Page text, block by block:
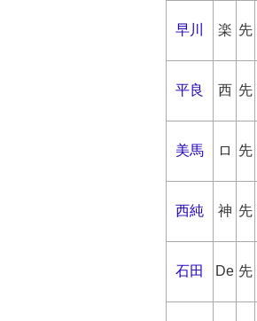
早川 楽 先
平良 西 先
美馬 ロ 先
西純 神 先
石田 De 先